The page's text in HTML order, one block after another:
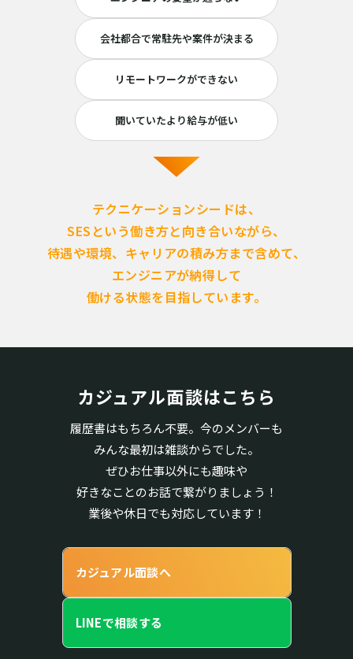
会社都合で常駐先や案件が決まる
リモートワークができない
聞いていたより給与が低い
テクニケーションシードは、
SESという働き方と向き合いながら、
待遇や環境、キャリアの積み方まで含めて、
エンジニアが納得して
働ける状態を目指しています。
カジュアル面談はこちら
履歴書はもちろん不要。今のメンバーも
みんな最初は雑談からでした。
ぜひお仕事以外にも趣味や
好きなことのお話で繋がりましょう！
業後や休日でも対応しています！
カジュアル面談へ
LINEで相談する